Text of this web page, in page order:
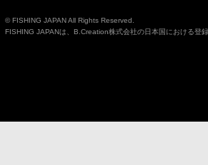
© FISHING JAPAN All Rights Reserved.
FISHING JAPANは、B.Creation株式会社の日本国における登録